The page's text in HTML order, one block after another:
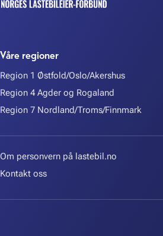
Våre regioner
Region 1 Østfold/Oslo/Akershus
Region 4 Agder og Rogaland
Region 7 Nordland/Troms/Finnmark
Om personvern på lastebil.no
Kontakt oss